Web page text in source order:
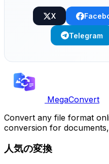
X
Telegram
MegaConvert
Convert any file format
conversion for
人気の変換